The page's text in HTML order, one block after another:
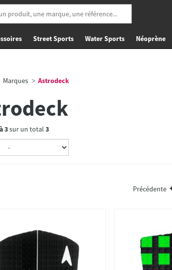
Street Sports Water Sports Néoprène
Marques Astrodeck
3sur un total 3
Précédente